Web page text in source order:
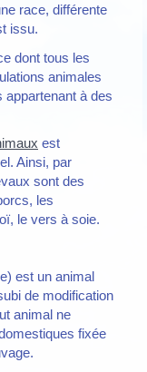
race, différente
issu.
dont tous les
animales
à des
est
Ainsi, par
sont des
les
le vers à soie.
est un animal
de modification
animal ne
fixée